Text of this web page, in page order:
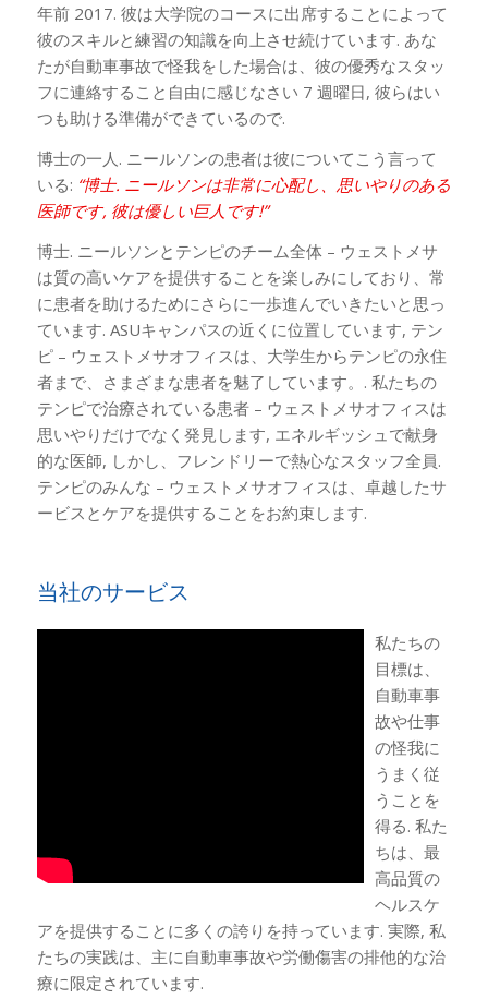
年前 2017. 彼は大学院のコースに出席することによって
彼のスキルと練習の知識を向上させ続けています. あな
たが自動車事故で怪我をした場合は、彼の優秀なスタッ
フに連絡すること自由に感じなさい 7 週曜日, 彼らはい
つも助ける準備ができているので.
博士の一人. ニールソンの患者は彼についてこう言って
いる: “博士. ニールソンは非常に心配し、思いやりのある
医師です, 彼は優しい巨人です!”
博士. ニールソンとテンピのチーム全体 – ウェストメサ
は質の高いケアを提供することを楽しみにしており、常
に患者を助けるためにさらに一歩進んでいきたいと思っ
ています. ASUキャンパスの近くに位置しています, テン
ピ – ウェストメサオフィスは、大学生からテンピの永住
者まで、さまざまな患者を魅了しています。. 私たちの
テンピで治療されている患者 – ウェストメサオフィスは
思いやりだけでなく発見します, エネルギッシュで献身
的な医師, しかし、フレンドリーで熱心なスタッフ全員.
テンピのみんな – ウェストメサオフィスは、卓越したサ
ービスとケアを提供することをお約束します.
当社のサービス
私たちの
目標は、
自動車事
故や仕事
の怪我に
うまく従
うことを
得る. 私た
ちは、最
高品質の
ヘルスケ
アを提供することに多くの誇りを持っています. 実際, 私
たちの実践は、主に自動車事故や労働傷害の排他的な治
療に限定されています.